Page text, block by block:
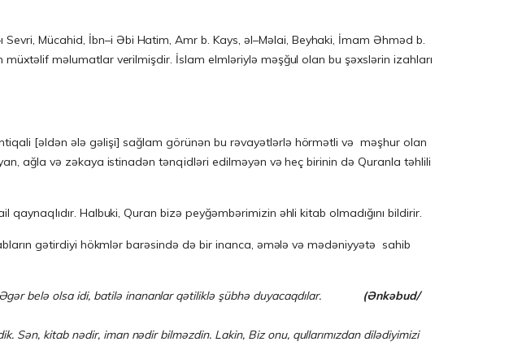
Mücahid, İbn–i Əbi Hatim, Amr b. Kays, əl–Məlai, Beyhaki, İmam Əhməd b.
məlumatlar verilmişdir. İslam elmləriylə məşğul olan bu şəxslərin izahları
[əldən ələ gəlişi] sağlam görünən bu rəvayətlərlə hörmətli və məşhur olan
ağla və zəkaya istinadən tənqidləri edilməyən və heç birinin də Quranla təhlili
Halbuki, Quran bizə peyğəmbərimizin əhli kitab olmadığını bildirir.
gətirdiyi hökmlər barəsində də bir inanca, əmələ və mədəniyyətə sahib
Əgər belə olsa idi, batilə inananlar qətiliklə şübhə duyacaqdılar.
(Ənkəbud/
Sən, kitab nədir, iman nədir bilməzdin. Lakin, Biz onu, qullarımızdan di­lə­diyimizi